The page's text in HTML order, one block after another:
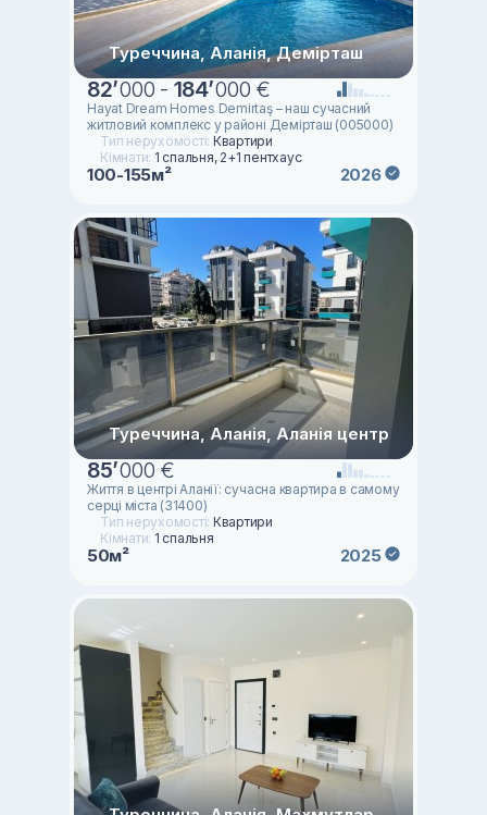
Туреччина, Аланія, Демірташ
82’000 - 184’000 €
Hayat Dream Homes Demirtaş – наш сучасний
житловий комплекс у районі Демірташ (005000)
Тип нерухомості: Квартири
Кімнати: 1 спальня, 2+1 пентхаус
100-155м² 2026
Туреччина, Аланія, Аланія центр
85’000 €
Життя в центрі Аланії: сучасна квартира в самому
серці міста (31400)
Тип нерухомості: Квартири
Кімнати: 1 спальня
50м² 2025